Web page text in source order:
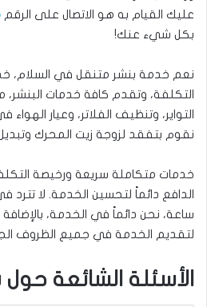
عليك القيام به هو الاتصال على الرقم
بكل شيء عنك!
نعم خدمة بنشر متنقل في السلام،
التكلفة، وتقدم كافة خدمات البنشر،
التواير، وتنظيف الفلاتر، وعيار الهواء
نقوم بتفقد لزوجة زيت المحرك وتبديل
خدمات متكاملة سريعة ورخيصة
ساعة، نحن دائماً في الخدمة،
لتقديم الخدمة في جميع الظروف
الأسئلة الشائعة حول